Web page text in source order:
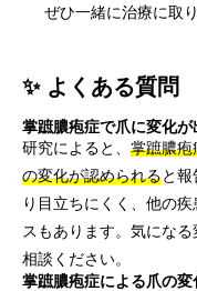
ぜひ一緒に治療に取
✨ よくある質問
掌蹠膿疱症で爪に変化
研究によると、 掌蹠膿疱
の変化が認められると
り目立ちにくく、他の
スもあります。気にな
相談ください。
掌蹠膿疱症による爪の